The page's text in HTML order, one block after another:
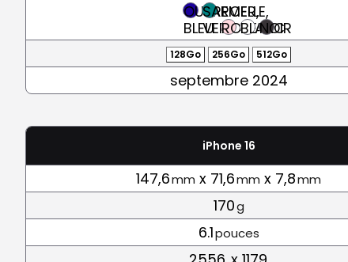
OUTREMER,
BLEU
SARCELLE,
VERTROSEBLANC
NOIR
128Go 256Go 512Go
septembre 2024
iPhone 16
147,6mm x 71,6mm x 7,8mm
170g
6.1pouces